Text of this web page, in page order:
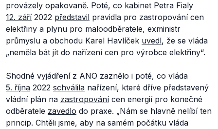
provázely opakovaně. Poté, co kabinet Petra Fialy
12. září2022 představil pravidla pro zastropování cen
elektřiny a plynu pro maloodběratele, exministr
průmyslu a obchodu Karel Havlíček uvedl, že se vláda
„neměla bát jít do nařízení cen pro výrobce elektřiny“.
Shodné vyjádření z ANO zaznělo i poté, co vláda
5. října 2022 schválila nařízení, které dříve představený
vládní plán na zastropovánícen energií pro konečné
odběratele zavedlo do praxe. „Nám se hlavně nelíbí ten
princip. Chtěli jsme, aby na samém počátku vláda